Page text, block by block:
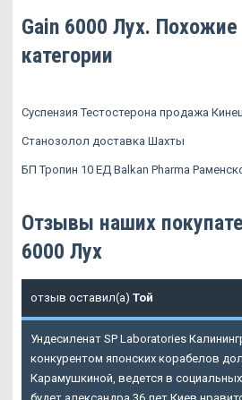
Gain 6000 Лух. Похожие
категории
Суспензия Тестостерона продажа
Станозолол доставка Шахты
БП Тропин 10 ЕД Balkan Pharma
Отзывы наших
6000 Лух
отзыв оставил(а) Той
Ундесиленат SP Laboratories
конкурентом японских корабелов
Карамушкиной, ведется в